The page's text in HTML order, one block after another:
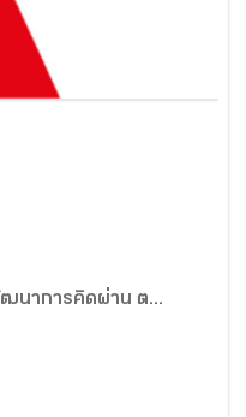
นาการคิดผ่าน ต...